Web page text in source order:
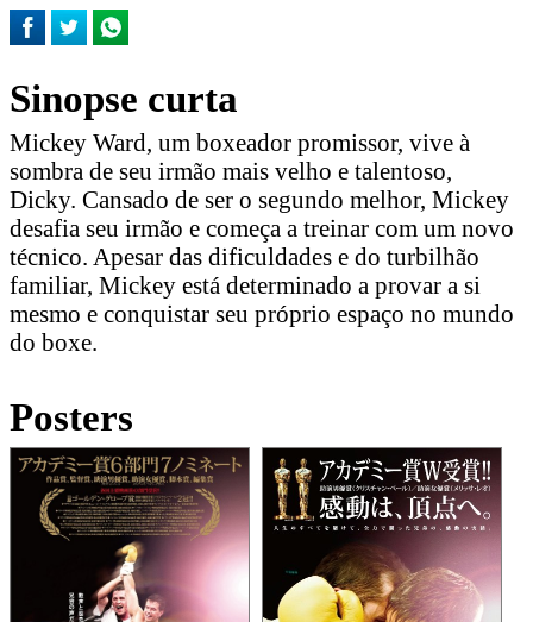
Sinopse curta
Mickey Ward, um boxeador promissor, vive à
sombra de seu irmão mais velho e talentoso,
Dicky. Cansado de ser o segundo melhor, Mickey
desafia seu irmão e começa a treinar com um novo
técnico. Apesar das dificuldades e do turbilhão
familiar, Mickey está determinado a provar a si
mesmo e conquistar seu próprio espaço no mundo
do boxe.
Posters